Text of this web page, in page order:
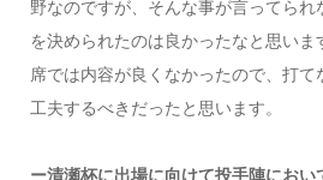
野なのですが、そんな事が言ってら
を決められたのは良かったなと思い
席では内容が良くなかったので、打て
工夫するべきだったと思います。
ー清瀬杯に出場に向けて投手陣におい